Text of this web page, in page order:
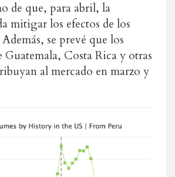
de que, para abril, la
mitigar los efectos de los
se prevé que los
Guatemala, Costa Rica y otras
al mercado en marzo y